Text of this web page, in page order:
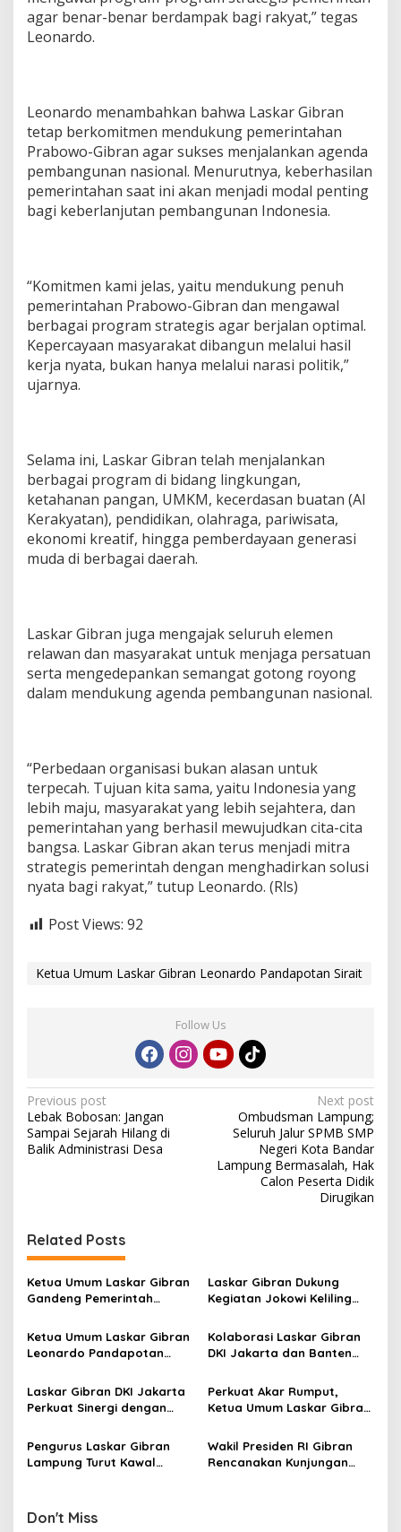
k
a
g
r
a
m
K
r
a
t
a
n
D
i
b
g
D
i
n
a
m
i
l
i
t
i
k
agar benar-benar berdampak bagi rakyat,” tegas
Leonardo.
Leonardo menambahkan bahwa Laskar Gibran
tetap berkomitmen mendukung pemerintahan
Prabowo-Gibran agar sukses menjalankan agenda
pembangunan nasional. Menurutnya, keberhasilan
pemerintahan saat ini akan menjadi modal penting
bagi keberlanjutan pembangunan Indonesia.
“Komitmen kami jelas, yaitu mendukung penuh
pemerintahan Prabowo-Gibran dan mengawal
berbagai program strategis agar berjalan optimal.
Kepercayaan masyarakat dibangun melalui hasil
kerja nyata, bukan hanya melalui narasi politik,”
ujarnya.
Selama ini, Laskar Gibran telah menjalankan
berbagai program di bidang lingkungan,
ketahanan pangan, UMKM, kecerdasan buatan (AI
Kerakyatan), pendidikan, olahraga, pariwisata,
ekonomi kreatif, hingga pemberdayaan generasi
muda di berbagai daerah.
Laskar Gibran juga mengajak seluruh elemen
relawan dan masyarakat untuk menjaga persatuan
serta mengedepankan semangat gotong royong
dalam mendukung agenda pembangunan nasional.
“Perbedaan organisasi bukan alasan untuk
terpecah. Tujuan kita sama, yaitu Indonesia yang
lebih maju, masyarakat yang lebih sejahtera, dan
pemerintahan yang berhasil mewujudkan cita-cita
bangsa. Laskar Gibran akan terus menjadi mitra
strategis pemerintah dengan menghadirkan solusi
nyata bagi rakyat,” tutup Leonardo. (Rls)
Post Views: 92
Ketua Umum Laskar Gibran Leonardo Pandapotan Sirait
Follow Us
P
o
s
a
v
i
g
a
t
i
o
Previous post
Lebak Bobosan: Jangan
Sampai Sejarah Hilang di
Balik Administrasi Desa
Next post
Ombudsman Lampung;
Seluruh Jalur SPMB SMP
Negeri Kota Bandar
Lampung Bermasalah, Hak
Calon Peserta Didik
Dirugikan
Related Posts
Ketua Umum Laskar Gibran
Gandeng Pemerintah
Solusi Sampah, UMKM dan
Petani Gen Z
Laskar Gibran Dukung
Kegiatan Jokowi Keliling
Sosok Pemimpin
Transformatif
Ketua Umum Laskar Gibran
Leonardo Pandapotan
Penuh Kapolda Lampung
Tidak Ada Ruang Pelaku
Kejahatan Curanmor
Kolaborasi Laskar Gibran
DKI Jakarta dan Banten
Laskar Gibran DKI Jakarta
Perkuat Sinergi dengan
Kolaborasi Program untuk
Masyarakat
Perkuat Akar Rumput,
Ketua Umum Laskar Gibran
Kader Jawa Tengah Grilya
Hingga Tingkat RT/RW
Pengurus Laskar Gibran
Lampung Turut Kawal
Wakil Presiden RI Gibran
Rencanakan Kunjungan
Don't Miss